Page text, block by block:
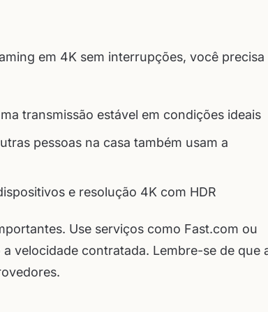
em 4K sem interrupções, você precisa
transmissão estável em condições ideais
pessoas na casa também usam a
e resolução 4K com HDR
Use serviços como Fast.com ou
velocidade contratada. Lembre-se de que